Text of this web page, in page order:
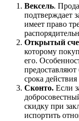
Вексель.
подтверждает
имеет право
Открытый
которому
его.
срока
Сконто. Если
скидку при
испортить